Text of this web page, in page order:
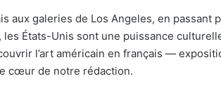
aux galeries de Los Angeles, en passant
les États-Unis sont une puissance
l’art américain en français —
cœur de notre rédaction.